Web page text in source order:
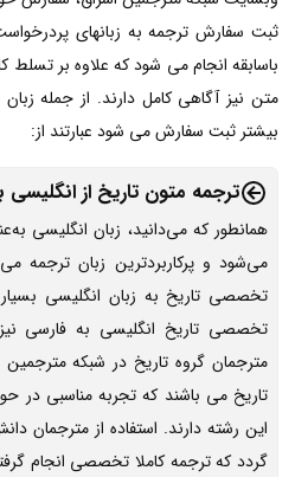
ثبت سفارش ترجمه به زبانهای
باسابقه انجام می شود که علاوه بر تسلط
متن نیز آگاهی کامل دارند. از جمله
بیشتر ثبت سفارش می شود عبارتند از:
ترجمه متون تاریخ از انگلیسی
همانطور که می‌دانید، زبان انگلیسی
می‌شود و پرکاربردترین زبان
تخصصی تاریخ به زبان انگلیسی
تخصصی تاریخ انگلیسی به فارسی
مترجمان گروه تاریخ در شبکه
تاریخ می باشند که تجربه مناسبی در
این رشته دارند. استفاده از مترجمان
گردد که ترجمه کاملا تخصصی انجام